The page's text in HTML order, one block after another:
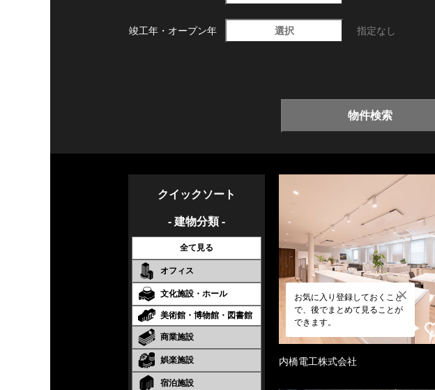
竣工年・ オープン年 選択 指定なし
物件検索
クイックソート
- 建物分類 -
全て見る
オフィス
文化施設・ホール
美術館・博物館・図書館
商業施設
娯楽施設
宿泊施設
お気に入り登録しておくこと
で、後でまとめて見ることが
できます。
内橋電工株式会社